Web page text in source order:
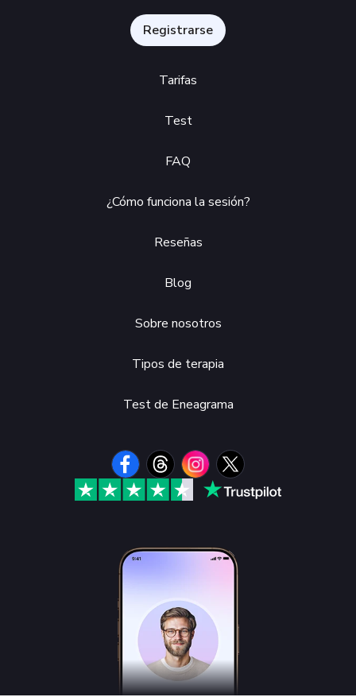
Registrarse
Tarifas
Test
FAQ
¿Cómo funciona la sesión?
Reseñas
Blog
Sobre nosotros
Tipos de terapia
Test de Eneagrama